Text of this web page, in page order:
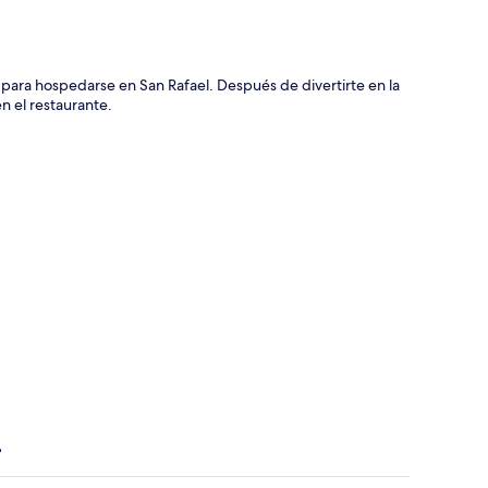
hospedarse en San Rafael. Después de divertirte en la
el restaurante.